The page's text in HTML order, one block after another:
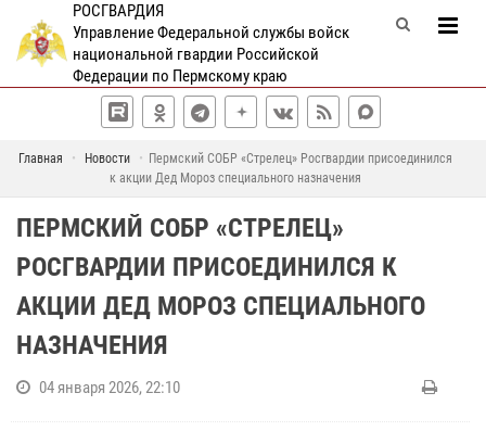
РОСГВАРДИЯ
Управление Федеральной службы войск
национальной гвардии Российской
Федерации по Пермскому краю
Главная Новости
Пермский СОБР «Стрелец» Росгвардии присоединился
к акции Дед Мороз специального назначения
ПЕРМСКИЙ СОБР «СТРЕЛЕЦ»
РОСГВАРДИИ ПРИСОЕДИНИЛСЯ К
АКЦИИ ДЕД МОРОЗ СПЕЦИАЛЬНОГО
НАЗНАЧЕНИЯ
04 января 2026, 22:10